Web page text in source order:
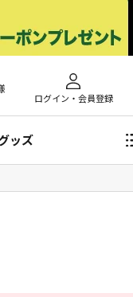
ログイン・会員登録
ッズ